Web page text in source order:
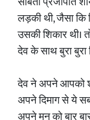
लड़की थी, जैसा कि
उसकी शिकार थी।
देव के साथ बुरा
देव ने अपने आपको
अपने दिमाग से ये